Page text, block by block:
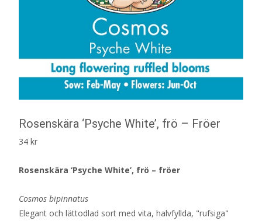
Rosenskära ‘Psyche White’, frö – Fröer
34 kr
Rosenskära ‘Psyche White’, frö – fröer
Cosmos bipinnatus
Elegant och lättodlad sort med vita, halvfyllda, "rufsiga"